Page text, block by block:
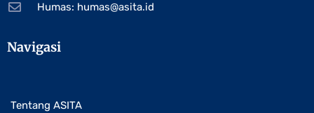
Humas: humas@asita.id
Navigasi
Tentang ASITA